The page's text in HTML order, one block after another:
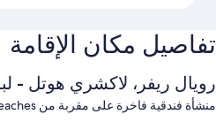
تفاصيل مكان الإقامة
رويال ريفر، لاكشري هوتل -
منشأة فندقية فاخرة على مقربة من Tenerife Beaches